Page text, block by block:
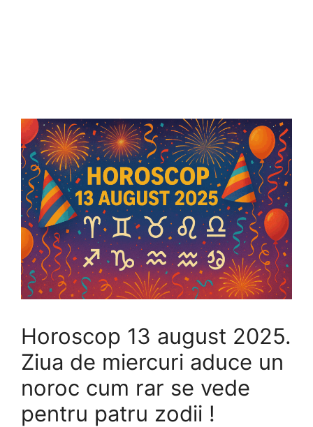
Horoscop 13 august 2025.
Ziua de miercuri aduce un
noroc cum rar se vede
pentru patru zodii !